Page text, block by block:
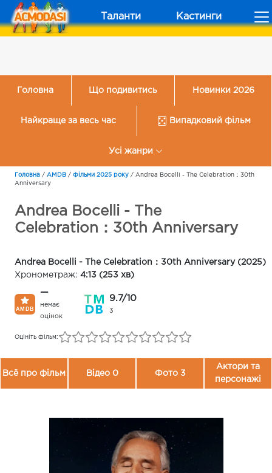
Таланти Кастинги
Головна Що подивитись Новинки 2026
Найкраще за весь час Випадковий фільм
Усі жанри
Головна / AMDB / Фільми 2025 року / Andrea Bocelli - The Celebration：30th
Anniversary
Andrea Bocelli - The
Celebration：30th Anniversary
Andrea Bocelli - The Celebration：30th Anniversary (2025)
Хронометраж: 4:13 (253 хв)
—
немає
оцінок
9.7/10
3
Оцініть фільм:
Всё про фільм Відео 0 Фото 3
Актори та
персонажі